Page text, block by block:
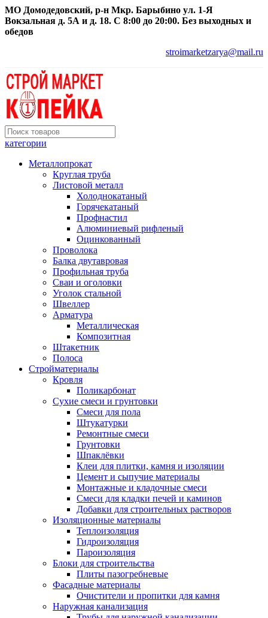
МО Домодедовский, р-н Мкр. Барыбино ул. 1-Я
Вокзальная д. 5А и д. 18. С 8:00 до 20:00. Без выходных и
обедов
stroimarketzarya@mail.ru
категории
Металлопрокат
Круглая труба
Листовой металл
Холоднокатаный
Горячекатаный
Профнастил
Алюминиевый рифленый
Оцинкованный
Проволока
Балка двутавровая
Профильная труба
Сваи и оголовки
Уголок стальной
Швеллер
Арматура
Металлическая
Композитная
Штакетник
Полоса
Стройматериалы
Кровля
Поликарбонат
Сухие смеси и грунтовки
Смеси для пола
Штукатурки
Ремонтные смеси
Грунтовки
Шпаклёвки
Клеи для плитки, камня и изоляции
Цемент и сыпучие материалы
Монтажные и кладочные смеси
Смеси для кладки печей и каминов
Добавки для строительных растворов
Изоляционные материалы
Теплоизоляция
Гидроизоляция
Пароизоляция
Блоки для строительства
Плиты пазогребневые
Фасадные материалы
Очистители и пропитки для камня
Наружная канализация